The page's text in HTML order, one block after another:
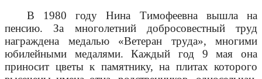
В 1980 году Нина Тимофеевна вышла на
пенсию. За многолетний добросовестный труд
награждена медалью «Ветеран труда», многими
юбилейными медалями. Каждый год 9 мая она
приносит цветы к памятнику, на плитах которого